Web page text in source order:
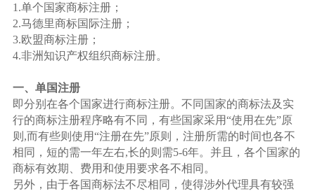
1.单个国家商标注册；
2.马德里商标国际注册；
3.欧盟商标注册；
4.非洲知识产权组织商标注册。
一、单国注册
即分别在各个国家进行商标注册。不同国家的商标法及实
行的商标注册程序略有不同，有些国家采用“使用在先”原
则,而有些则使用“注册在先”原则，注册所需的时间也各不
相同，短的需一年左右,长的则需5-6年。并且，各个国家的
商标有效期、费用和使用要求各不相同。
另外，由于各国商标法不尽相同，使得涉外代理具有较强